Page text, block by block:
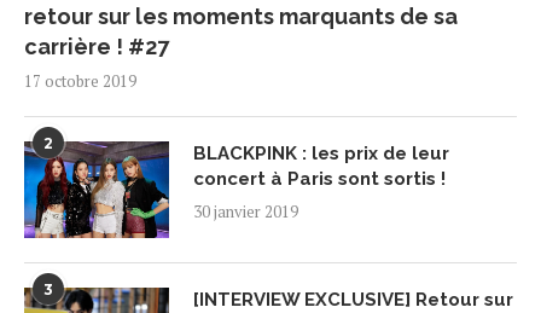
retour sur les moments marquants de sa
carrière ! #27
17 octobre 2019
2
BLACKPINK : les prix de leur
concert à Paris sont sortis !
30 janvier 2019
3
[INTERVIEW EXCLUSIVE] Retour sur